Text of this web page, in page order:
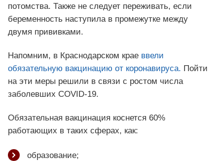
потомства. Также не следует переживать, если
беременность наступила в промежутке между
двумя прививками.
Напомним, в Краснодарском крае ввели
обязательную вакцинацию от коронавируса. Пойти
на эти меры решили в связи с ростом числа
заболевших COVID-19.
Обязательная вакцинация коснется 60%
работающих в таких сферах, как:
образование;